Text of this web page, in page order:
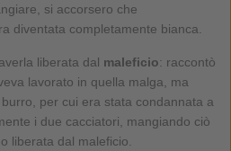
si accorsero che
diventata completamente bianca.
liberata dal maleficio: raccontò
lavorato in quella malga, ma
per cui era stata condannata a
i due cacciatori, mangiando ciò
liberata dal maleficio.